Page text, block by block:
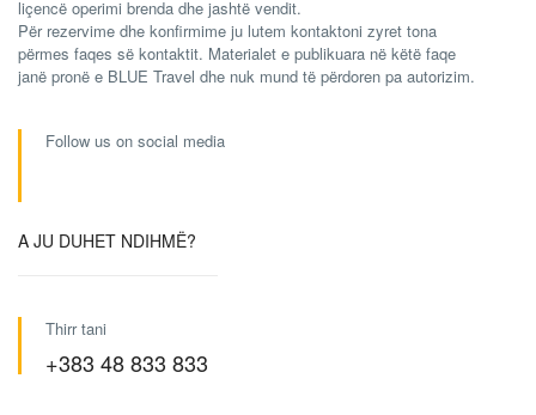
liçencë operimi brenda dhe jashtë vendit.
Për rezervime dhe konfirmime ju lutem kontaktoni zyret tona
përmes faqes së kontaktit. Materialet e publikuara në këtë faqe
janë pronë e BLUE Travel dhe nuk mund të përdoren pa autorizim.
Follow us on social media
A JU DUHET NDIHMË?
Thirr tani
+383 48 833 833